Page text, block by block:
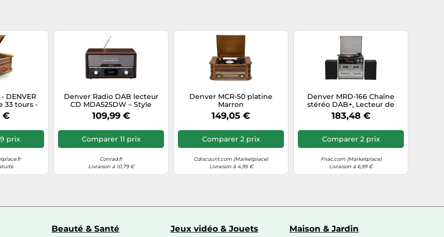
DENVER
33 tours -
€
prix
Denver Radio DAB lecteur
CD MDA525DW – Style
vintage, Bluetooth, 20
stations préréglées,
DAB/FM/AUX
109,99 €
Comparer 11 prix
Conrad.fr
Livraison à 10,79 €
Denver MCR-50 platine
Marron
149,05 €
Comparer 2 prix
Cdiscount.com (Marketplace)
Livraison à 4,95 €
Denver MRD-166 Chaîne
stéréo DAB+, Lecteur de
disque, SD, FM, USB, fonction
enregistrement 2 x 2 W noir
183,48 €
Comparer 2 prix
Fnac.com (Marketplace)
Livraison à 6,99 €
Beauté & Santé Jeux vidéo & Jouets Maison & Jardin